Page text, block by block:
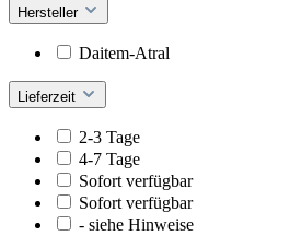
Hersteller
Daitem-Atral
Lieferzeit
2-3 Tage
4-7 Tage
Sofort verfügbar
Sofort verfügbar
- siehe Hinweise